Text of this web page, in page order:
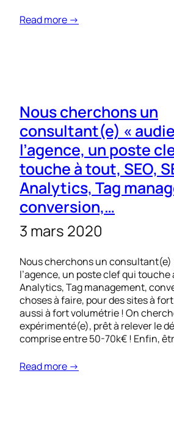
Read more →
Nous cherchons un
consultant(e) «
l’agence, un poste
touche à tout, SEO,
Analytics, Tag
conversion,…
3 mars 2020
Nous cherchons un consultant(e)
l’agence, un poste clef qui touche
Analytics, Tag management,
choses à faire, pour des sites à
aussi à fort volumétrie ! On
expérimenté(e), prêt à relever le
comprise entre 50-70k€ ! Enfin,
Read more →